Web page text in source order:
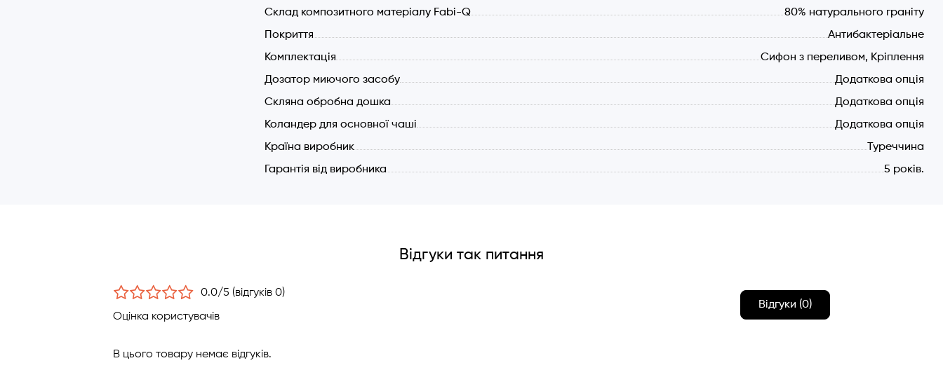
Склад композитного матеріалу Fabi-Q
80% натурального граніту
Покриття
Антибактеріальне
Комплектація
Сифон з переливом, Кріплення
Дозатор миючого засобу
Додаткова опція
Скляна обробна дошка
Додаткова опція
Коландер для основної чаші
Додаткова опція
Країна виробник
Туреччина
Гарантія від виробника
5 років.
Відгуки так питання
0.0/5 (відгуків 0)
Оцінка користувачів
Відгуки (0)
В цього товару немає відгуків.